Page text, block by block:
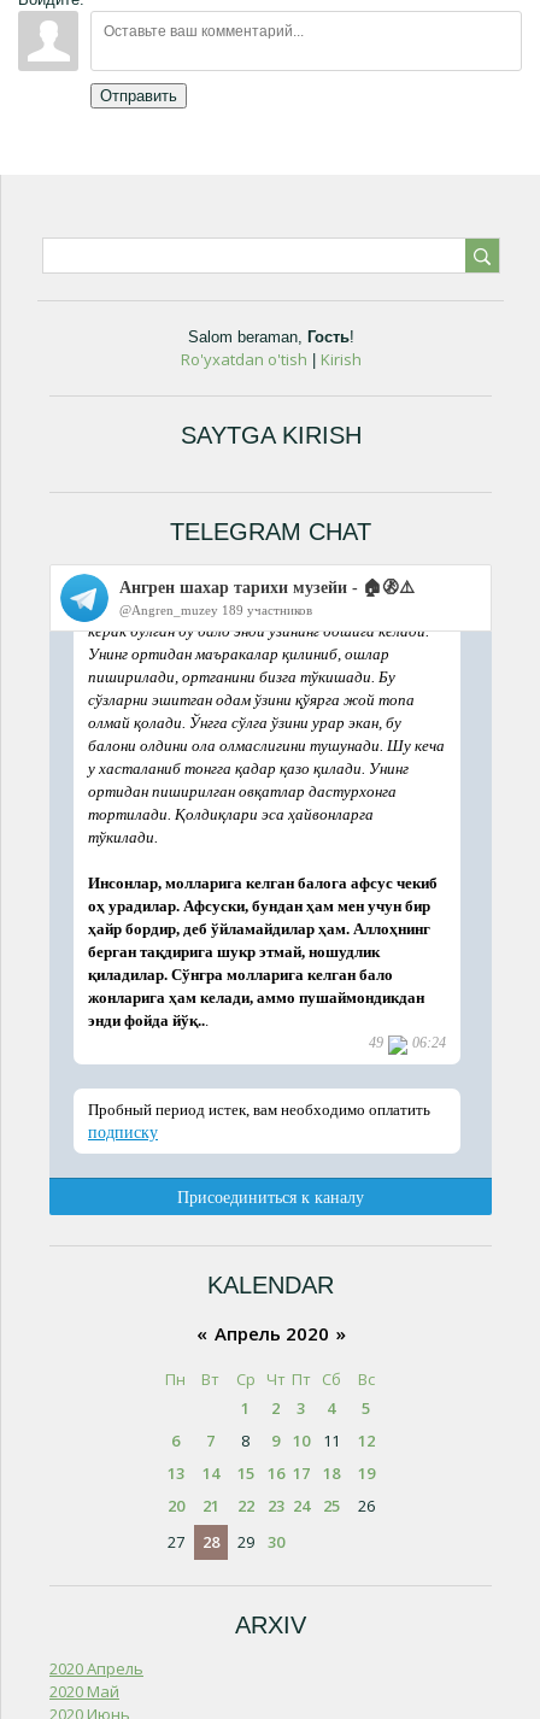
Отправить
Salom beraman, Гость!
Ro'yxatdan o'tish Kirish
SAYTGA KIRISH
TELEGRAM CHAT
KALENDAR
« Апрель 2020 »
Пн Вт Ср Чт Пт Сб
Вс
1
2 3 4
5
6
7 8 9 10 11
12
13
14 15 16 17 18
19
20
21 22 23 24 25
26
27
28 29 30
ARXIV
2020 Апрель
2020 Май
2020 Июнь